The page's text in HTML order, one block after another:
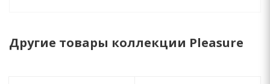
Другие товары коллекции Pleasure